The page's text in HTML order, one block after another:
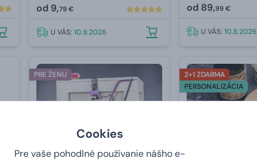
Cookies
Pre vaše pohodlné používanie nášho e-
od 9,79 €
U VÁS: 10.8.2026
od 89,99 €
U VÁS:10.8.2026
PRE ŽENU
2+1 ZDARMA
PERSONALIZÁCIA